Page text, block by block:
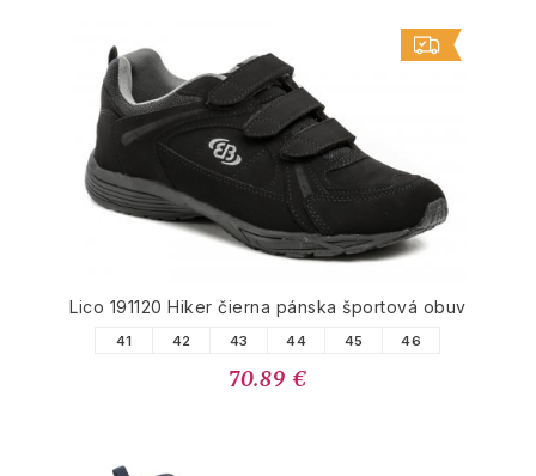
Lico 191120 Hiker čierna pánska športová obuv
41 42 43 44 45 46
70.89 €